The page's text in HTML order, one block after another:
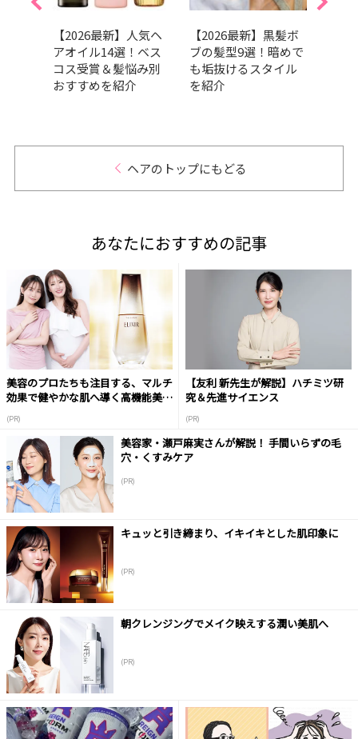
【2026最新】人気ヘ
アオイル14選！ベス
コス受賞＆髪悩み別
おすすめを紹介
【2026最新】黒髪ボ
ブの髪型9選！暗めで
も垢抜けるスタイル
を紹介
ヘアのトップにもどる
あなたにおすすめの記事
美容のプロたちも注目する、マルチ
効果で健やかな肌へ導く高機能美容
(PR)
【友利 新先生が解説】ハチミツ研
究＆先進サイエンス
(PR)
美容家・瀬戸麻実さんが解説！ 手間いらずの毛
穴・くすみケア
(PR)
キュッと引き締まり、イキイキとした肌印象に
(PR)
朝クレンジングでメイク映えする潤い美肌へ
(PR)